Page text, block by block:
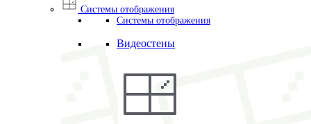
Системы отображения
Системы отображения
Видеостены